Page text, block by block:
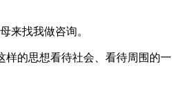
来找我做咨询。
的思想看待社会、看待周围的一